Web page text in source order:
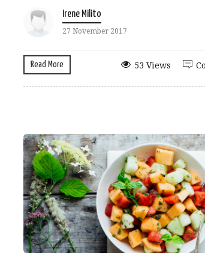
Irene Milito
27 November 2017
Read More 53 Views